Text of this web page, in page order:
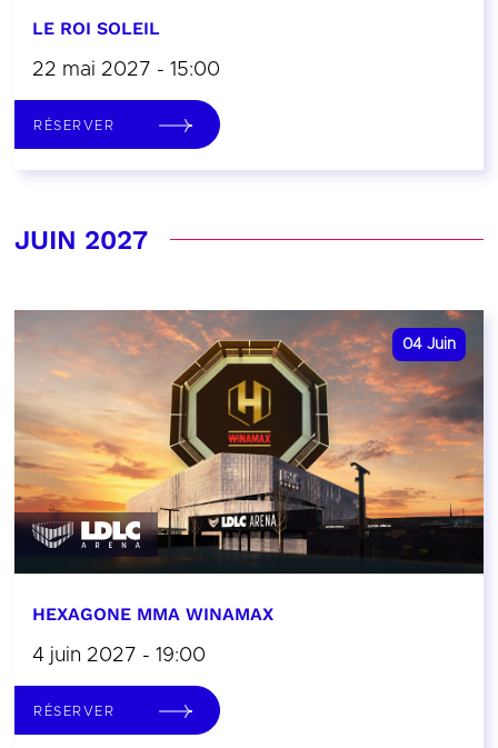
LE ROI SOLEIL
22 mai 2027 - 15:00
RÉSERVER
JUIN 2027
04 Juin
HEXAGONE MMA WINAMAX
4 juin 2027 - 19:00
RÉSERVER